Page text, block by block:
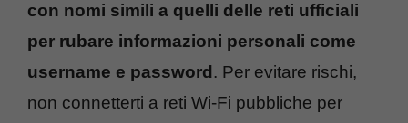
con nomi simili a quelli delle reti ufficiali
per rubare informazioni personali come
username e password . Per evitare rischi,
non connetterti a reti Wi-Fi pubbliche per